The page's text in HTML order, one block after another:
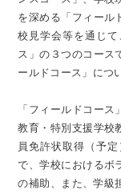
を深める「フィール
校見学会等を通じ
ス」の３つのコース
ールドコース」につ
「フィールドコー
教育・特別支援学校
員免許状取得（予
で、学校におけるボ
の補助、また、学級